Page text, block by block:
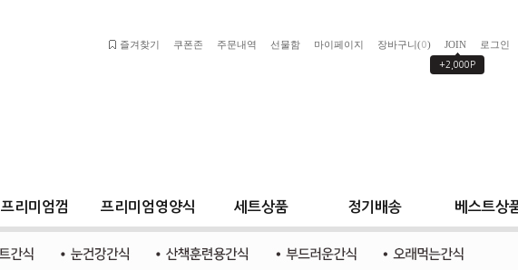
로그인
JOIN
+2,000P
장바구니(0)
마이페이지
선물함
주문내역
쿠폰존
즐겨찾기
프리미엄껌 프리미엄영양식 세트상품 정기배송 베스트상